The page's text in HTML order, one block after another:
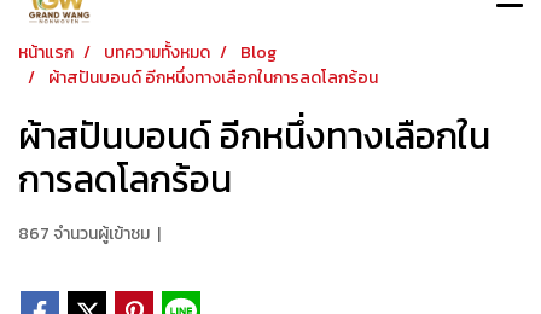
หน้าแรก บทความทั้งหมด
Blog
ผ้าสปันบอนด์ อีกหนึ่งทางเลือกในการลดโลกร้อน
ผ้าสปันบอนด์ อีกหนึ่งทางเลือกใน
การลดโลกร้อน
867 จำนวนผู้เข้าชม |